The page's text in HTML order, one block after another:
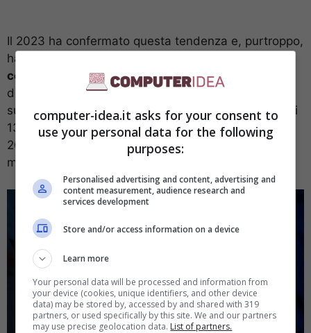
Il 2023 ha confermato questa tendenza e, purtroppo,
ha confermato anche
contrastare questi attacchi. Secondo il rapporto
del Clusit, gli attacchi che i sistemi italiani hanno
subito nel primo semestre del 2023 sono stati più di
1300, una cifra di gran lunga superiore a quella del
2022 (quando si registravano circa 207 attacchi al
mese).
computer-idea.it asks for your consent to
use your personal data for the following
purposes:
Personalised advertising and content, advertising and
content measurement, audience research and
services development
Store and/or access information on a device
Learn more
Your personal data will be processed and information from
your device (cookies, unique identifiers, and other device
data) may be stored by, accessed by and shared with 319
partners, or used specifically by this site. We and our partners
may use precise geolocation data. List of partners.